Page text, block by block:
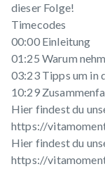
dieser Folge!
Timecodes
00:00 Einleitung
01:25 Warum
03:23 Tipps um in
10:29
Hier findest du
https://
Hier findest du
https://